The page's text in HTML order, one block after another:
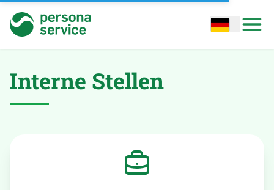
persona service Open options
Interne Stellen